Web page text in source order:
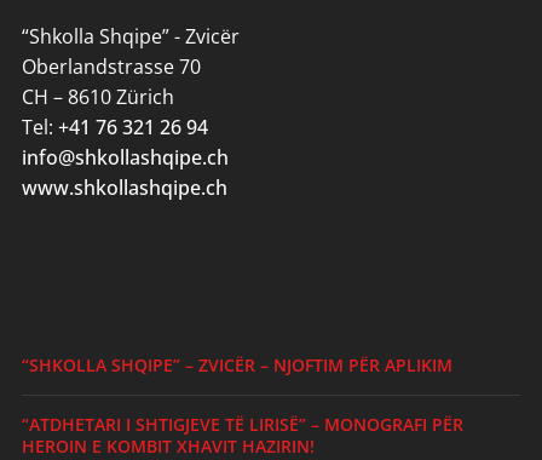
“Shkolla Shqipe” - Zvicër
Oberlandstrasse 70
CH – 8610 Zürich
Tel: +41 76 321 26 94
info@shkollashqipe.ch
www.shkollashqipe.ch
“SHKOLLA SHQIPE” – ZVICËR – NJOFTIM PËR APLIKIM
“ATDHETARI I SHTIGJEVE TË LIRISË” – MONOGRAFI PËR
HEROIN E KOMBIT XHAVIT HAZIRIN!